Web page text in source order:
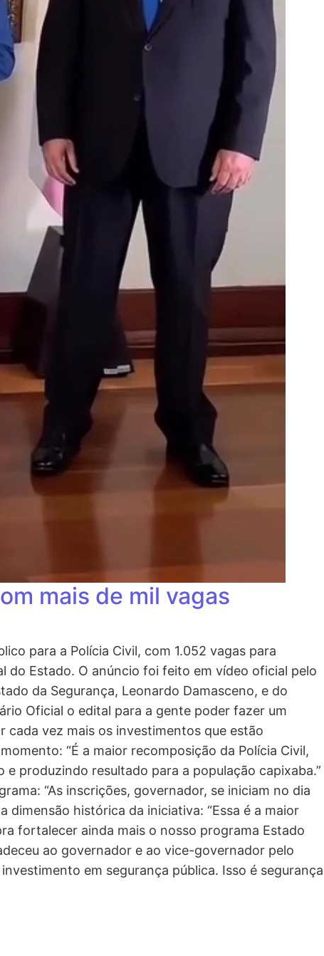
mais de mil vagas
para a Polícia Civil, com 1.052 vagas para
do Estado. O anúncio foi feito em vídeo oficial pelo
da Segurança, Leonardo Damasceno, e do
Oficial o edital para a gente poder fazer um
vez mais os investimentos que estão
“É a maior recomposição da Polícia Civil,
produzindo resultado para a população capixaba.”
“As inscrições, governador, se iniciam no dia
histórica da iniciativa: “Essa é a maior
fortalecer ainda mais o nosso programa Estado
ao governador e ao vice-governador pelo
em segurança pública. Isso é segurança